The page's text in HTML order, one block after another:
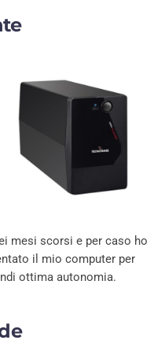
mesi scorsi e per caso ho
il mio computer per
ottima autonomia.